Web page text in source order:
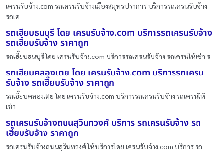
เครนรับจ้าง.com รถเครนรับจ้างเมืองสมุทรปราการ บริการรถเครนรับจ้าง
รถเค
รถเฮี๊ยบธนบุรี โดย เครนรับจ้าง.com บริการรถเครนรับจ้าง
รถเฮี๊ยบรับจ้าง ราคาถูก
รถเฮี๊ยบธนบุรี โดย เครนรับจ้าง.com บริการรถเครนรับจ้าง รถเครนให้เช่า ร
รถเฮี๊ยบคลองเตย โดย เครนรับจ้าง.com บริการรถเครน
รับจ้าง รถเฮี๊ยบรับจ้าง ราคาถูก
รถเฮี๊ยบคลองเตย โดย เครนรับจ้าง.com บริการรถเครนรับจ้าง รถเครนให้
เช่า
รถเครนรับจ้างถนนสุวินทวงศ์ บริการ รถเครนรับจ้าง รถ
เฮี๊ยบรับจ้าง ราคาถูก
รถเครนรับจ้างถนนสุวินทวงศ์ ให้บริการโดย เครนรับจ้าง.com บริการ รถ